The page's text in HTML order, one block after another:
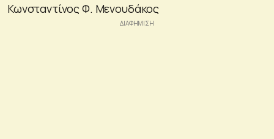
Κωνσταντίνος Φ. Μενουδάκος